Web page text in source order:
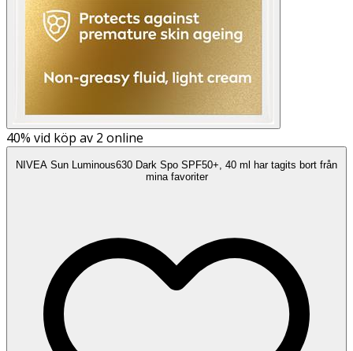
40% vid köp av 2 online
NIVEA Sun Luminous630 Dark Spo SPF50+, 40 ml har tagits bort från
mina favoriter